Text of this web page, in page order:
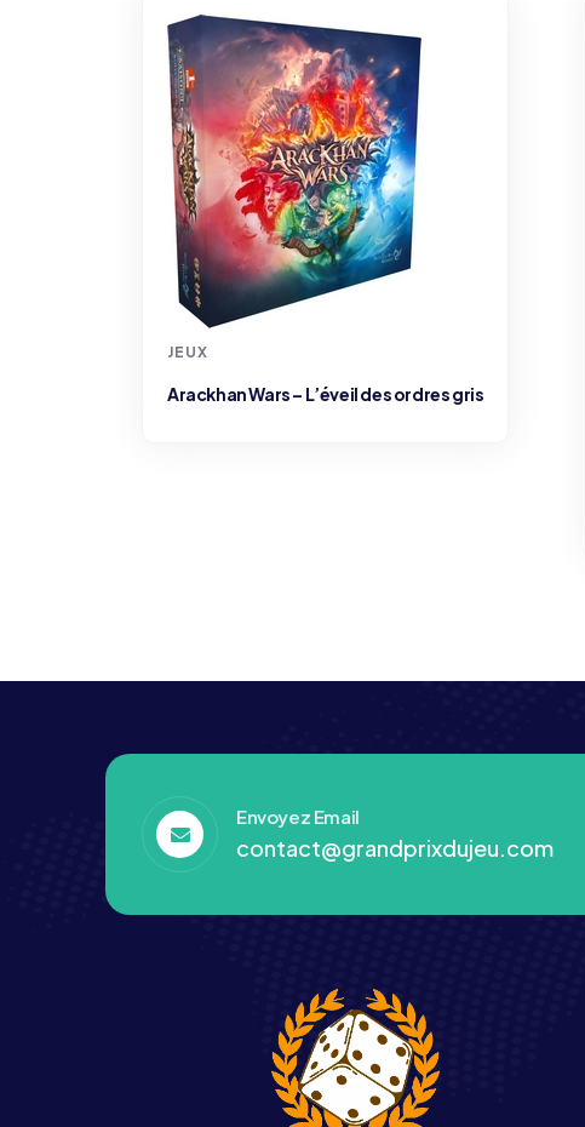
JEUX
Arackhan Wars – L’éveil des ordres gris
Envoyez Email
contact@grandprixdujeu.com